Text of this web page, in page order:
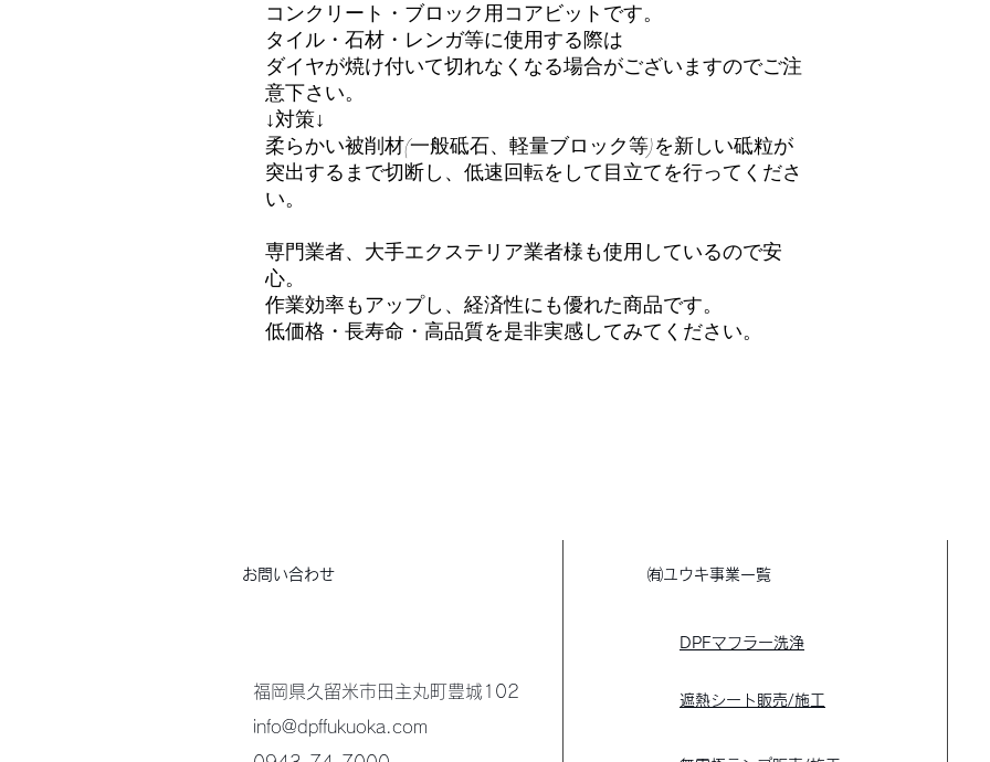
コンクリート・ブロック用コアビットです。
タイル・石材・レンガ等に使用する際は
ダイヤが焼け付いて切れなくなる場合がございますのでご注
意下さい。
↓対策↓
柔らかい被削材(一般砥石、軽量ブロック等)を新しい砥粒が
突出するまで切断し、低速回転をして目立てを行ってくださ
い。
専門業者、大手エクステリア業者様も使用しているので安
心。
作業効率もアップし、経済性にも優れた商品です。
低価格・長寿命・高品質を是非実感してみてください。
お問い合わせ ​㈲ユウキ事業一覧
・DPFマフラー洗浄
福岡県久留米市田主丸町豊城102
info@dpffukuoka.com
・遮熱シート販売/施工